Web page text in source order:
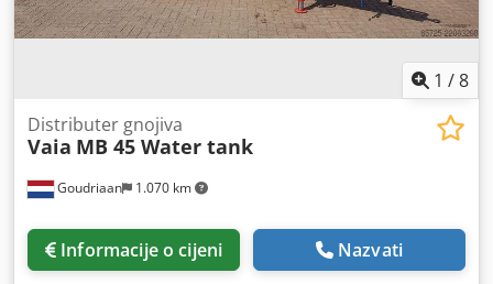
1 /8
Goudriaan 1.070 km
Distributer gnojiva
Vaia MB 45 Water tank
Informacije o cijeni Nazvati